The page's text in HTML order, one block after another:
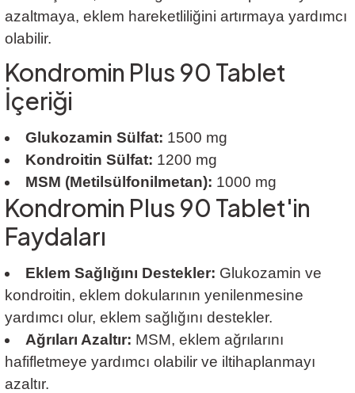
azaltmaya, eklem hareketliliğini artırmaya yardımcı
olabilir.
Kondromin Plus 90 Tablet
İçeriği
Glukozamin Sülfat: 1500 mg
Kondroitin Sülfat: 1200 mg
MSM (Metilsülfonilmetan): 1000 mg
Kondromin Plus 90 Tablet'in
Faydaları
Eklem Sağlığını Destekler: Glukozamin ve
kondroitin, eklem dokularının yenilenmesine
yardımcı olur, eklem sağlığını destekler.
Ağrıları Azaltır: MSM, eklem ağrılarını
hafifletmeye yardımcı olabilir ve iltihaplanmayı
azaltır.